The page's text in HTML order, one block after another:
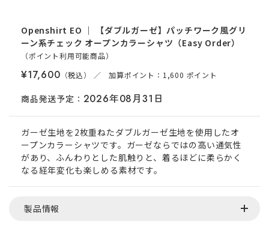
Openshirt EO ｜
【ダブルガーゼ】パッチワーク風グリ
ーン系チェック オープンカラーシャツ（Easy Order）
（ポイント利用可能商品）
¥17,600 ／ 加算ポイント：1,600 ポイント
商品発送予定： 2026年08月31日
ガーゼ生地を2枚重ねたダブルガーゼ生地を使用したオ
ープンカラーシャツです。ガーゼならではの高い通気性
があり、ふんわりとした肌触りと、着るほどに柔らかく
なる経年変化も楽しめる素材です。
製品情報